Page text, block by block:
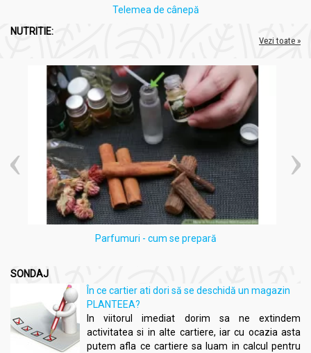
Telemea de cânepă
NUTRITIE:
Vezi toate »
Parfumuri - cum se prepară
SONDAJ
În ce cartier ati dori să se deschidă un magazin
PLANTEEA?
In viitorul imediat dorim sa ne extindem
activitatea si in alte cartiere, iar cu ocazia asta
putem afla ce cartiere sa luam in calcul pentru